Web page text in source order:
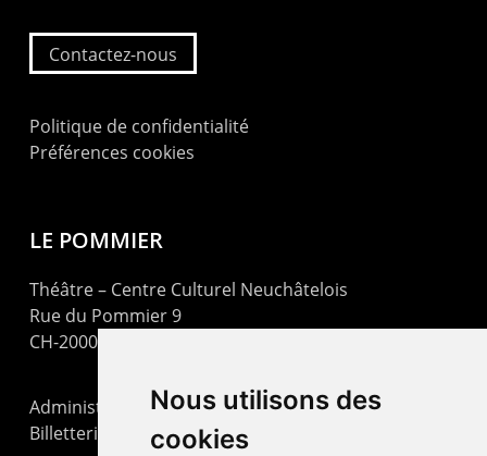
Nous utilisons des
cookies
Contactez-nous
Politique de confidentialité
Préférences cookies
LE POMMIER
Théâtre – Centre Culturel Neuchâtelois
Rue du Pommier 9
CH-2000 Neuchâtel
Administration : +41 32 725 03 03
Billetterie : +41 32 725 05 05